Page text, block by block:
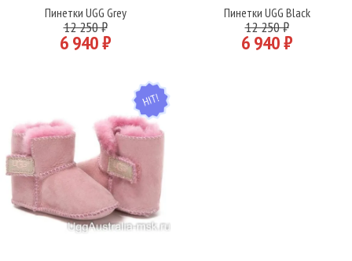
Пинетки UGG Grey
12 250 ₽
6 940 ₽
Пинетки UGG Black
12 250 ₽
6 940 ₽
HIT